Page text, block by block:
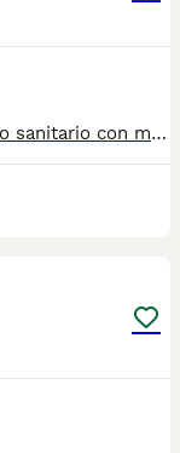
100% Siberiani con pedigree Anfi Libretto sanitario con microchip, vaccinazioni, controllo feci, certificati di buona salute e di assenza di anomalie. Genealogia Russa con campioni e genitori testati per le malattie infettive e cardiologiche. Cresciuti con amore e rispetto.